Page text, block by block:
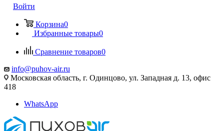
Войти
Корзина0
Избранные товары0
Сравнение товаров0
info@puhov-air.ru
Московская область, г. Одинцово, ул. Западная д. 13, офис
418
WhatsApp